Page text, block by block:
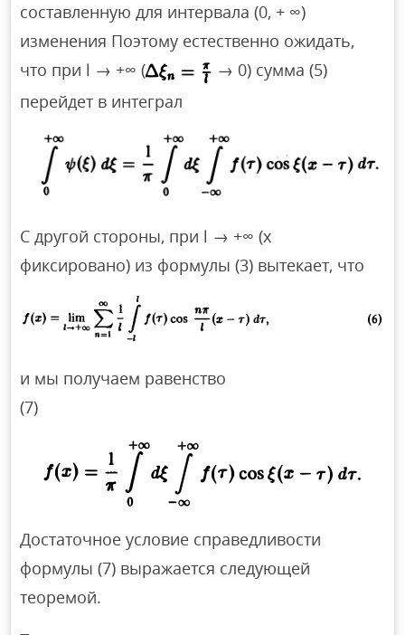
составленную для интервала (0, + ∞)
изменения Поэтому естественно ожидать,
что при l → +∞ (
→ 0) сумма (5)
перейдет в интеграл
С другой стороны, при l → +∞ (х
фиксировано) из формулы (3) вытекает, что
и мы получаем равенство
(7)
Достаточное условие справедливости
формулы (7) выражается следующей
теоремой.